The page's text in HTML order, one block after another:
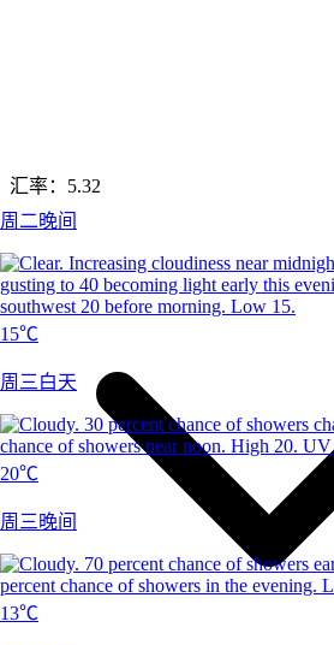
周二晚间
15℃
周三白天
20℃
周三晚间
13℃
汇率： 5.32